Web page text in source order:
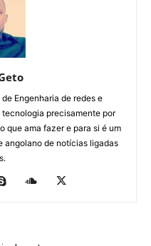
Engenharia de redes e
precisamente por
que ama fazer e para si é um
angolano de notícias ligadas